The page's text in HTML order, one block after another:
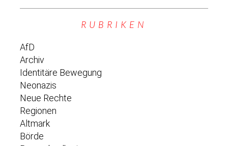
RUBRIKEN
AfD
Archiv
Identitäre Bewegung
Neonazis
Neue Rechte
Regionen
Altmark
Börde